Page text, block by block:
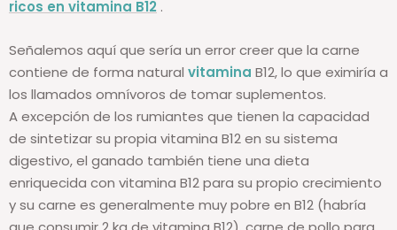
Señalemos aquí que sería un error creer que la carne
contiene de forma natural
vitamina
B12, lo que eximiría a
los llamados omnívoros de tomar suplementos.
A excepción de los rumiantes que tienen la capacidad
de sintetizar su propia vitamina B12 en su sistema
digestivo, el ganado también tiene una dieta
enriquecida con vitamina B12 para su propio crecimiento
y su carne es generalmente muy pobre en B12 (habría